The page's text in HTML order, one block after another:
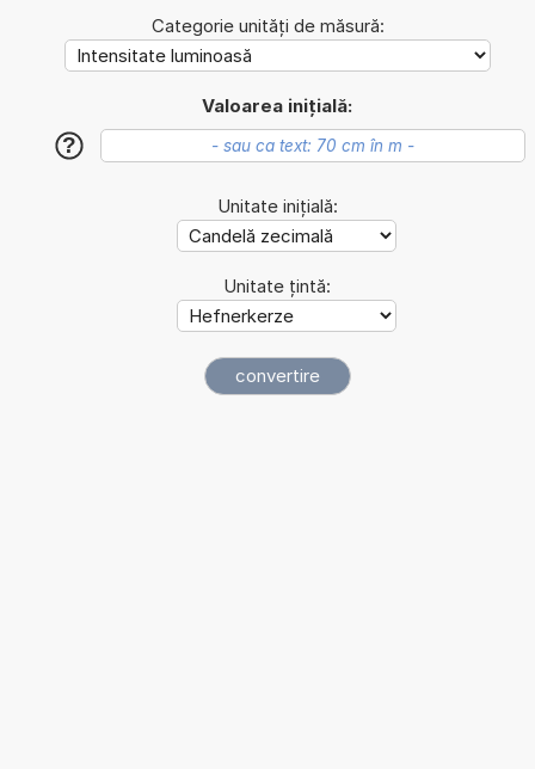
Categorie unități de măsură:
Valoarea inițială:
?
Unitate inițială:
Unitate țintă: